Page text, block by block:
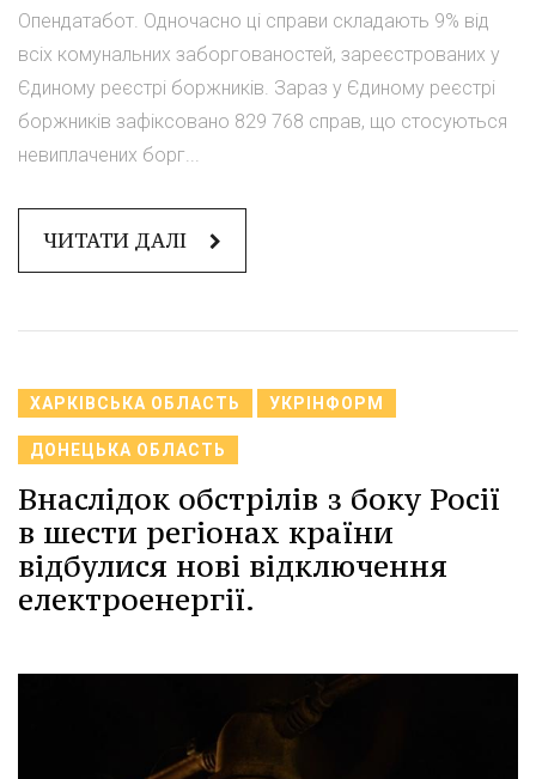
Опендатабот. Одночасно ці справи складають 9% від
всіх комунальних заборгованостей, зареєстрованих у
Єдиному реєстрі боржників. Зараз у Єдиному реєстрі
боржників зафіксовано 829 768 справ, що стосуються
невиплачених борг...
ЧИТАТИ ДАЛІ
ХАРКІВСЬКА ОБЛАСТЬ УКРІНФОРМ
ДОНЕЦЬКА ОБЛАСТЬ
Внаслідок обстрілів з боку Росії
в шести регіонах країни
відбулися нові відключення
електроенергії.